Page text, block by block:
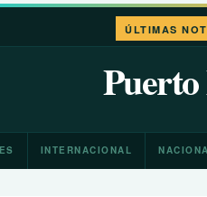
ÚLTIMAS
León XIV
INTERNACIONAL